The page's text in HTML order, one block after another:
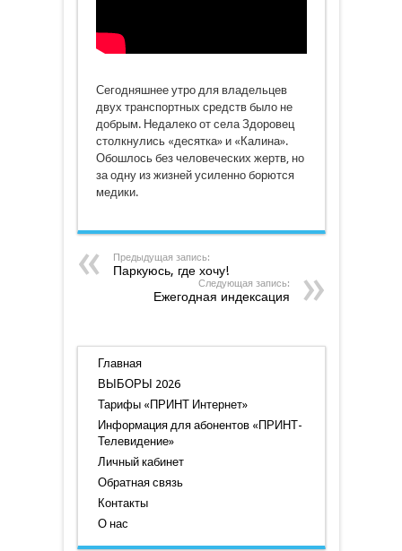
Сегодняшнее утро для владельцев
двух транспортных средств было не
добрым. Недалеко от села Здоровец
столкнулись «десятка» и «Калина».
Обошлось без человеческих жертв, но
за одну из жизней усиленно борются
медики.
Предыдущая запись:
Паркуюсь, где хочу!
Следующая запись:
Ежегодная индексация
Главная
ВЫБОРЫ 2026
Тарифы «ПРИНТ Интернет»
Информация для абонентов «ПРИНТ-
Телевидение»
Личный кабинет
Обратная связь
Контакты
О нас